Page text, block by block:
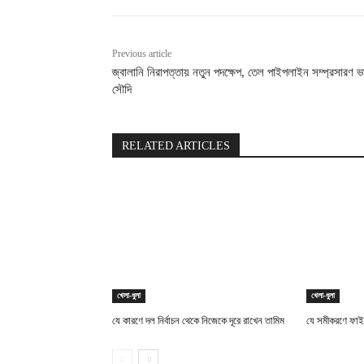
Previous article
জ্বালানি নিরাপত্তায় নতুন পদক্ষেপ, তেল পাইপলাইন সম্প্রসারণ
সৌদি
RELATED ARTICLES
খেলা-ধুলা
যে কারণে দল নির্বাচন থেকে নিজেকে দূরে রাখেন তামিম
খেলা-ধুলা
যে সমীকরণে